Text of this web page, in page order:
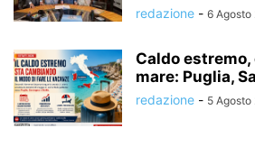
redazione - 6 Agosto
Caldo
mare: Puglia,
redazione - 5 Agosto